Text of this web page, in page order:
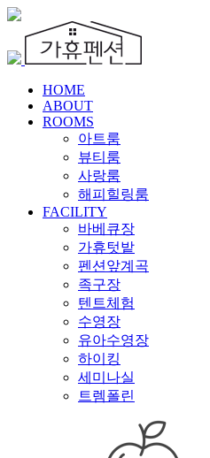
HOME
ABOUT
ROOMS
아트룸
뷰티룸
사랑룸
해피힐링룸
FACILITY
바베큐장
가휴텃밭
펜션앞계곡
족구장
텐트체험
수영장
유아수영장
하이킹
세미나실
트렘폴린